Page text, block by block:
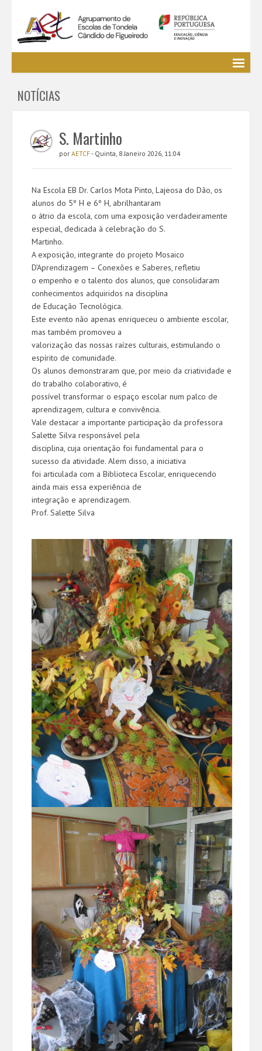
EE / Alunos
Cursos Profissionais
Bibliotecas
Media AETCF
Utilizador não identificado. (Entrar)
NOTÍCIAS
S. Martinho
por AETCF- Quinta, 8 Janeiro 2026, 11:04
Na Escola EB Dr. Carlos Mota Pinto, Lajeosa do Dão, os
alunos do 5º H e 6º H, abrilhantaram
o átrio da escola, com uma exposição verdadeiramente
especial, dedicada à celebração do S.
Martinho.
A exposição, integrante do projeto Mosaico
D’Aprendizagem – Conexões e Saberes, refletiu
o empenho e o talento dos alunos, que consolidaram
conhecimentos adquiridos na disciplina
de Educação Tecnológica.
Este evento não apenas enriqueceu o ambiente escolar,
mas também promoveu a
valorização das nossas raízes culturais, estimulando o
espírito de comunidade.
Os alunos demonstraram que, por meio da criatividade e
do trabalho colaborativo, é
possível transformar o espaço escolar num palco de
aprendizagem, cultura e convivência.
Vale destacar a importante participação da professora
Salette Silva responsável pela
disciplina, cuja orientação foi fundamental para o
sucesso da atividade. Alem disso, a iniciativa
foi articulada com a Biblioteca Escolar, enriquecendo
ainda mais essa experiência de
integração e aprendizagem.
Prof. Salette Silva